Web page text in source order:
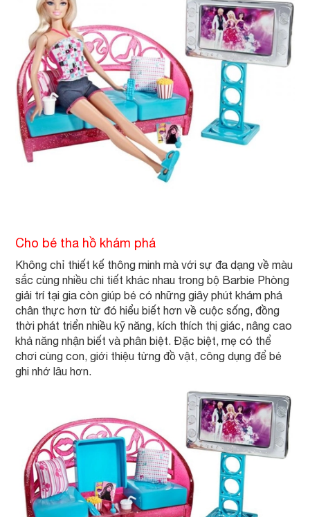
Cho bé tha hồ khám phá
Không chỉ thiết kế thông minh mà với sự đa dạng về màu
sắc cùng nhiều chi tiết khác nhau trong bộ Barbie Phòng
giải trí tại gia còn giúp bé có những giây phút khám phá
chân thực hơn từ đó hiểu biết hơn về cuộc sống, đồng
thời phát triển nhiều kỹ năng, kích thích thị giác, nâng cao
khả năng nhận biết và phân biệt. Đặc biệt, mẹ có thể
chơi cùng con, giới thiệu từng đồ vật, công dụng để bé
ghi nhớ lâu hơn.